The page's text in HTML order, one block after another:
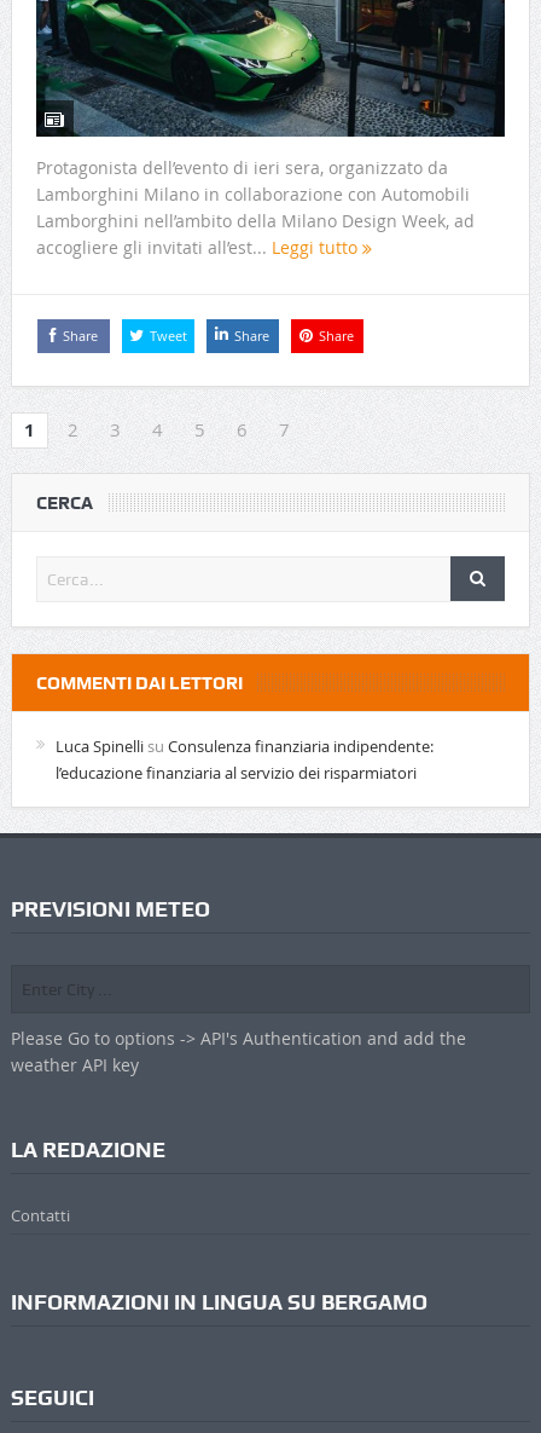
Protagonista dell’evento di ieri sera, organizzato da
Lamborghini Milano in collaborazione con Automobili
Lamborghini nell’ambito della Milano Design Week, ad
accogliere gli invitati all’est... Leggi tutto
Share Tweet Share Share
1 2 3 4 5 6 7
CERCA
COMMENTI DAI LETTORI
Luca Spinellisu Consulenza finanziaria indipendente:
l’educazione finanziaria al servizio dei risparmiatori
PREVISIONI METEO
Please Go to options -> API's Authentication and add the
weather API key
LA REDAZIONE
Contatti
INFORMAZIONI IN LINGUA SU BERGAMO
SEGUICI